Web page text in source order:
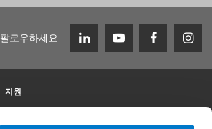
팔로우하세요:
지원
Zimmer Group에서의 근무
채용 정보